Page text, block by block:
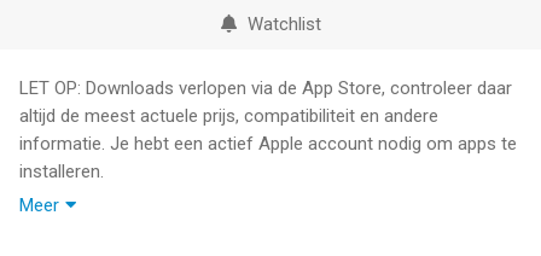
Watchlist
LET OP: Downloads verlopen via de App Store, controleer daar
altijd de meest actuele prijs, compatibiliteit en andere
informatie. Je hebt een actief Apple account nodig om apps te
installeren.
Meer